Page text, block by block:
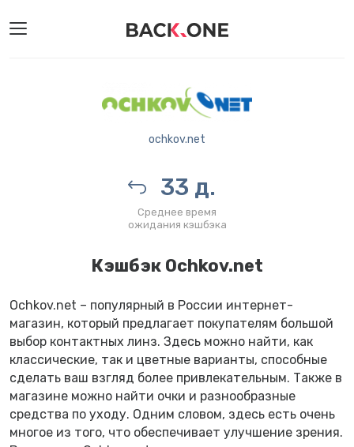
ochkov.net
33 д.
Среднее время
ожидания кэшбэка
Кэшбэк Ochkov.net
Ochkov.net – популярный в России интернет-
магазин, который предлагает покупателям большой
выбор контактных линз. Здесь можно найти, как
классические, так и цветные варианты, способные
сделать ваш взгляд более привлекательным. Также в
магазине можно найти очки и разнообразные
средства по уходу. Одним словом, здесь есть очень
многое из того, что обеспечивает улучшение зрения.